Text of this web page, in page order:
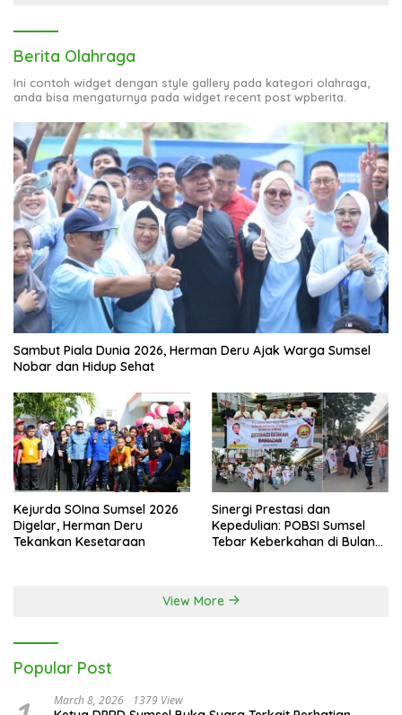
Berita Olahraga
Ini contoh widget dengan style gallery pada kategori olahraga,
anda bisa mengaturnya pada widget recent post wpberita.
Sambut Piala Dunia 2026, Herman Deru Ajak Warga Sumsel
Nobar dan Hidup Sehat
Kejurda SOIna Sumsel 2026
Digelar, Herman Deru
Tekankan Kesetaraan
Sinergi Prestasi dan
Kepedulian: POBSI Sumsel
Tebar Keberkahan di Bulan
View More
Popular Post
March 8, 2026 1379 View